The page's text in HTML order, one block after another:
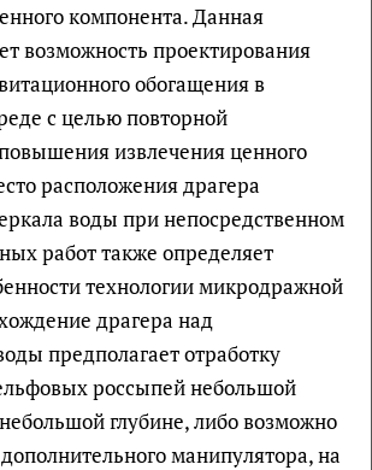
компонента. Данная
возможность проектирования
обогащения в
с целью повторной
извлечения ценного
расположения драгера
воды при непосредственном
работ также определяет
технологии микродражной
драгера над
предполагает отработку
россыпей небольшой
глубине, либо возможно
манипулятора, на